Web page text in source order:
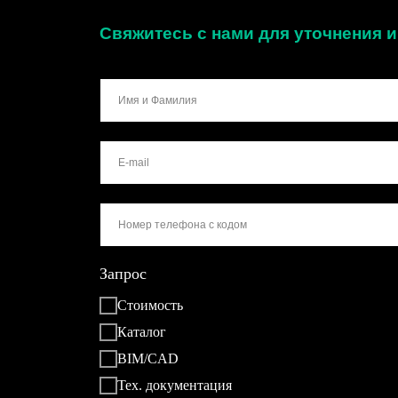
Запрос
Стоимость
Каталог
BIM/CAD
Тех. документация
Свяжитесь с нами для уточнения